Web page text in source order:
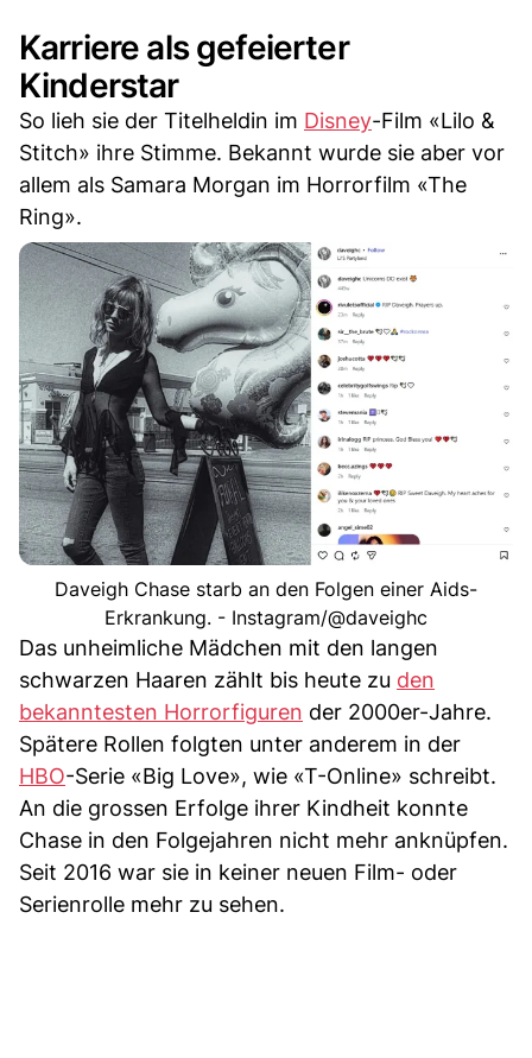
Karriere als gefeierter
Kinderstar
So lieh sie der Titelheldin im Disney-Film «Lilo &
Stitch» ihre Stimme. Bekannt wurde sie aber vor
allem als Samara Morgan im Horrorfilm «The
Ring».
Daveigh Chase starb an den Folgen einer Aids-
Erkrankung. - Instagram/@daveighc
Das unheimliche Mädchen mit den langen
schwarzen Haaren zählt bis heute zu den
bekanntesten Horrorfiguren der 2000er-Jahre.
Spätere Rollen folgten unter anderem in der
HBO-Serie «Big Love», wie «T-Online» schreibt.
An die grossen Erfolge ihrer Kindheit konnte
Chase in den Folgejahren nicht mehr anknüpfen.
Seit 2016 war sie in keiner neuen Film- oder
Serienrolle mehr zu sehen.